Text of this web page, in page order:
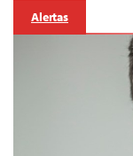
Alertas